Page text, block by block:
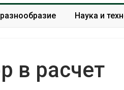
Наука и
в расчет